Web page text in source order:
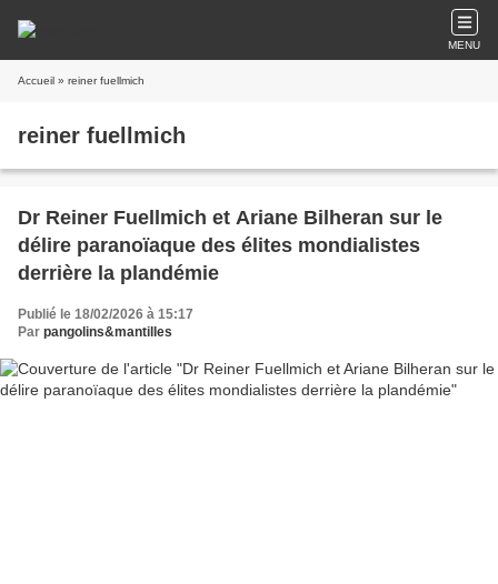
MENU
Accueil » reiner fuellmich
reiner fuellmich
Dr Reiner Fuellmich et Ariane Bilheran sur le
délire paranoïaque des élites mondialistes
derrière la plandémie
Publié le 18/02/2026 à 15:17
Par pangolins&mantilles